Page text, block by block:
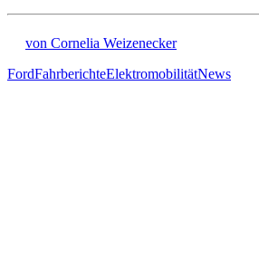
von Cornelia Weizenecker
FordFahrberichteElektromobilitätNews